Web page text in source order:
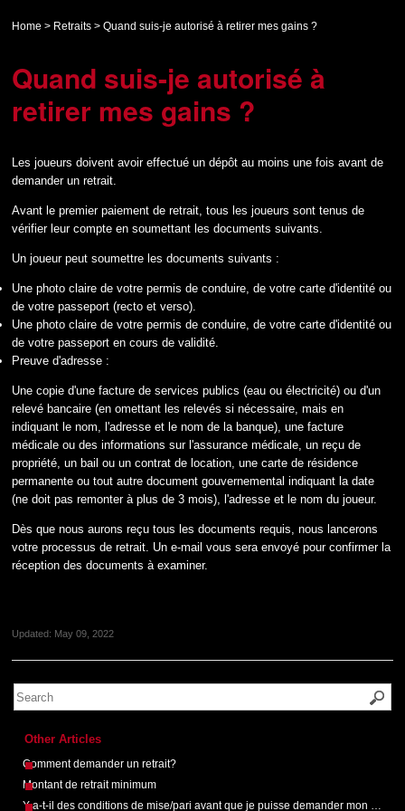
Home > Retraits > Quand suis-je autorisé à retirer mes gains ?
Quand suis-je autorisé à
retirer mes gains ?
Les joueurs doivent avoir effectué un dépôt au moins une fois avant de
demander un retrait.
Avant le premier paiement de retrait, tous les joueurs sont tenus de
vérifier leur compte en soumettant les documents suivants.
Un joueur peut soumettre les documents suivants :
Une photo claire de votre permis de conduire, de votre carte d'identité ou
de votre passeport (recto et verso).
Une photo claire de votre permis de conduire, de votre carte d'identité ou
de votre passeport en cours de validité.
Preuve d'adresse :
Une copie d'une facture de services publics (eau ou électricité) ou d'un
relevé bancaire (en omettant les relevés si nécessaire, mais en
indiquant le nom, l'adresse et le nom de la banque), une facture
médicale ou des informations sur l'assurance médicale, un reçu de
propriété, un bail ou un contrat de location, une carte de résidence
permanente ou tout autre document gouvernemental indiquant la date
(ne doit pas remonter à plus de 3 mois), l'adresse et le nom du joueur.
Dès que nous aurons reçu tous les documents requis, nous lancerons
votre processus de retrait. Un e-mail vous sera envoyé pour confirmer la
réception des documents à examiner.
Updated: May 09, 2022
Other Articles
Comment demander un retrait?
Montant de retrait minimum
Y a-t-il des conditions de mise/pari avant que je puisse demander mon retrait?